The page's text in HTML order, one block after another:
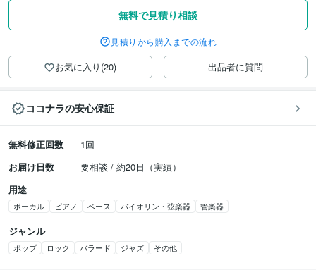
無料で見積り相談
見積りから購入までの流れ
お気に入り(20) 出品者に質問
ココナラの安心保証
無料修正回数
1回
お届け日数
要相談 / 約20日（実績）
用途
ボーカル ピアノ ベース バイオリン・弦楽器 管楽器
ジャンル
ポップ ロック バラード ジャズ その他